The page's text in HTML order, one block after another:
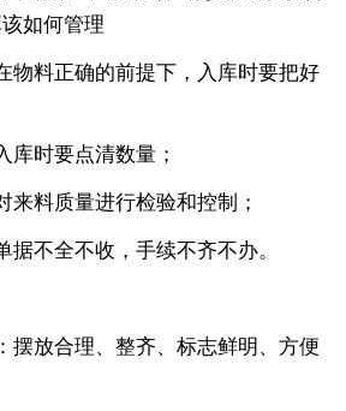
如何管理
物料正确的前提下，入库时要把好
库时要点清数量；
来料质量进行检验和控制；
据不全不收，手续不齐不办。
摆放合理、整齐、标志鲜明、方便